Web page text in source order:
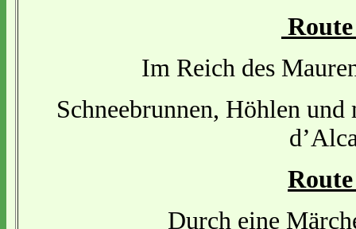
Im Reich des
Schneebrunnen, Höhlen
Durch eine